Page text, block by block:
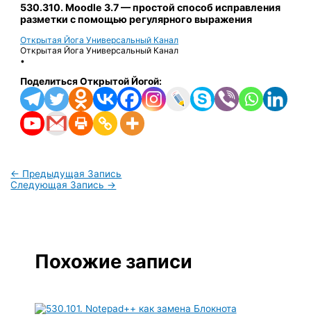
530.310. Moodle 3.7 — простой способ исправления
разметки с помощью регулярного выражения
Открытая Йога Универсальный Канал
Открытая Йога Универсальный Канал
•
Поделиться Открытой Йогой:
← Предыдущая Запись
Следующая Запись →
Похожие записи